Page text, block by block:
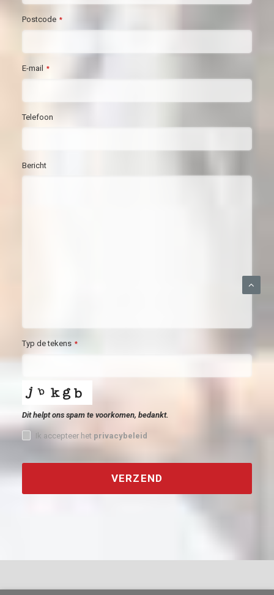
Postcode *
E-mail *
Telefoon
Bericht
Typ de tekens *
Dit helpt ons spam te voorkomen, bedankt.
Ik accepteer het privacybeleid
VERZEND